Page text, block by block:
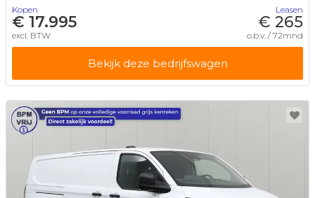
Kopen
€ 17.995
excl. BTW
Leasen
€ 265
o.b.v. / 72mnd
Bekijk deze bedrijfswagen